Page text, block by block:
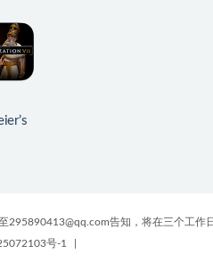
告知，将在三个工作
号-1